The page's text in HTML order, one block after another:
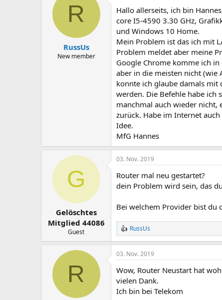
l
t
a
m
R
RussUs
New member
Hallo allerseits, ich bin
core I5-4590 3.30 GHz,
und Windows 10 Home.
Mein Problem ist das ich mit
Problem meldet aber meine
Google Chrome komme ich
aber in die meisten nicht (wie
konnte ich glaube damals mit
werden. Die Befehle habe ich
manchmal auch wieder nicht,
zurück. Habe im Internet
Idee.
MfG Hannes
G
Gelöschtes
Mitglied 44086
Guest
03. Nov. 2019
Router mal neu gestartet?
dein Problem wird sein, das
Bei welchem Provider bist du
R
e
a
k
i
o
n
e
RussUs
R
03. Nov. 2019
Wow, Router Neustart hat
vielen Dank.
Ich bin bei Telekom